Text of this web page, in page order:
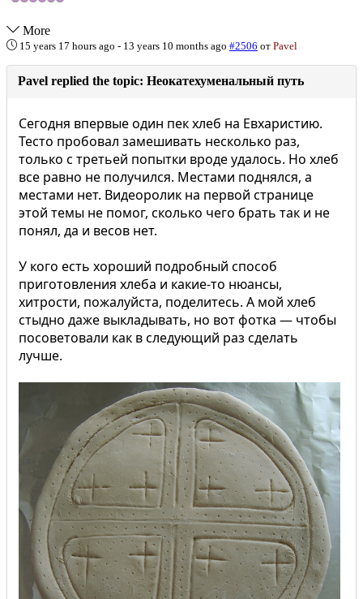
More
15 years 17 hours ago - 13 years 10 months ago #2506 от Pavel
Pavel replied the topic: Неокатехуменальный путь
Сегодня впервые один пек хлеб на Евхаристию.
Тесто пробовал замешивать несколько раз,
только с третьей попытки вроде удалось. Но хлеб
все равно не получился. Местами поднялся, а
местами нет. Видеоролик на первой странице
этой темы не помог, сколько чего брать так и не
понял, да и весов нет.
У кого есть хороший подробный способ
приготовления хлеба и какие-то нюансы,
хитрости, пожалуйста, поделитесь. А мой хлеб
стыдно даже выкладывать, но вот фотка — чтобы
посоветовали как в следующий раз сделать
лучше.